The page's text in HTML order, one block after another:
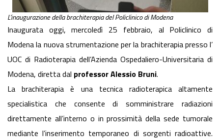
L'inaugurazione della brachiterapia del Policlinico di Modena
Inaugurata oggi, mercoledì 25 febbraio, al Policlinico di
Modena la nuova strumentazione per la brachiterapia presso l’
UOC di Radioterapia dell’Azienda Ospedaliero-Universitaria di
Modena, diretta dal professor Alessio Bruni.
La brachiterapia è una tecnica radioterapica altamente
specialistica che consente di somministrare radiazioni
direttamente all’interno o in prossimità della sede tumorale
mediante l’inserimento temporaneo di sorgenti radioattive.